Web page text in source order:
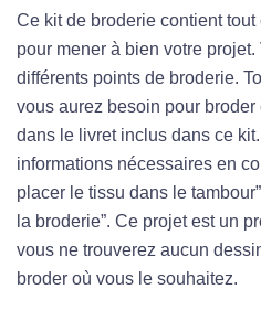
Ce kit de broderie contient
pour mener à bien votre
différents points de broderie.
vous aurez besoin pour
dans le livret inclus dans ce
informations nécessaires en
placer le tissu dans le
la broderie”. Ce projet est un
vous ne trouverez aucun
broder où vous le souhaitez.